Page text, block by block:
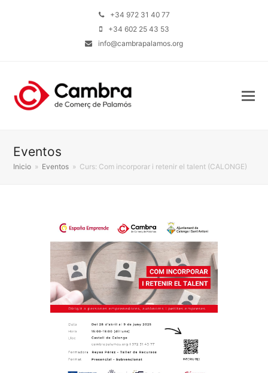
+34 972 31 40 77
+34 602 25 43 53
info@cambrapalamos.org
Eventos
Inicio » Eventos » Curs: Com incorporar i retenir el talent (CALONGE)